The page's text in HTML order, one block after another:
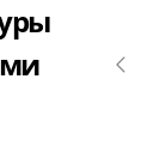
что
сколько
окна в